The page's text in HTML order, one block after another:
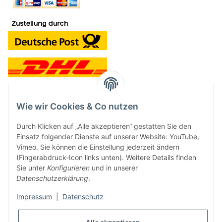
Neben dem Onlineshop haben wir ein Ladengeschäft in Hütten:
Frontline Games
Färbereiweg 3A
24358 Hütten
Wie wir Cookies & Co nutzen
Durch Klicken auf „Alle akzeptieren“ gestatten Sie den
Einsatz folgender Dienste auf unserer Website: YouTube,
Vimeo. Sie können die Einstellung jederzeit ändern
(Fingerabdruck-Icon links unten). Weitere Details finden
Sie unter Konfigurieren und in unserer
Datenschutzerklärung.
Impressum Datenschutz